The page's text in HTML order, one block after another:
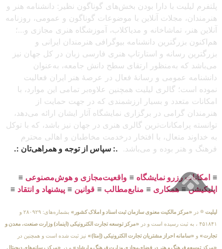
پلتفرم لیلیت با دارا بودن بخش‌های گوناگون نظیر: دانشنامه هنر و
هنرمندان، مجلات آنلاین با موضوعات گوناگون و عمومی، روزنامه
آنلاین هنر، تماشاخانه و مدیاکلاب، آموزشگاه هنری مجازی و…؛
هم‌اکنون بزرگترین دانشنامه بیوگرافی هنرمندان ایرانی و
بزرگترین رسانه و استارتاپ هنری فارسی زبان در کل جهان نیز
می‌باشد که به‌منظور ارتقای سطح دانش جامعه، به‌عنوان
دانشنامه عمومی و رسانهٔ فعال در عرصهٔ هنر ایران فعالیت
نموده است؛ گالری لیلیت همچنین علاوه‌بر تمامی این موارد، با
امکانات متعدد و بسیار ارزشمندی که در جهت حمایت از
هنرمندان گرامی در برگزاری نمایشگاه آثار ایشان ارائه می‌دهد،
توانسته پرامکانات‌ترین گالری هنری در جهان نیز باشد، که با توکل
به خداوند متعال، با افتخار درخدمت مخاطبان و اهالی محترم
فرهنگ و هنر بوده و می‌باشد. .: سپاس از توجه و همراهی‌تان :.
≡ امکانات رزرو نمایشگاه ≡ واقعیت‌مجازی و هوش‌مصنوعی ≡
اپلیکیشن≡همکاری ≡ منابع‌مطالب ≡ قوانین ≡ پیشنهاد و انتقاد ≡
لیلیت ® در «مرکز مالکیت معنوی سازمان ثبت اسناد و املاک کشور»
بشماره‌های: ۲۸۰۹۲۹ و
۴۵۱۸۴۱ ، به ثبت رسیده است و در
«مرکز توسعه تجارت الکترونیکی (اینماد) وزارت صنعت، معدن و
تجارت» و «سامانه احراز مشتریان تجارت الکترونیکی (اِمتا)» نیز ثبت شده است و همچنین در